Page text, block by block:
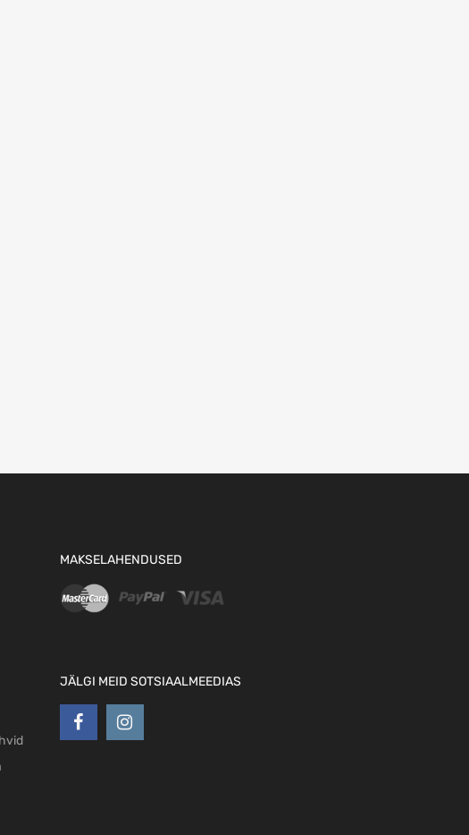
MAKSELAHENDUSED
JÄLGI MEID SOTSIAALMEEDIAS